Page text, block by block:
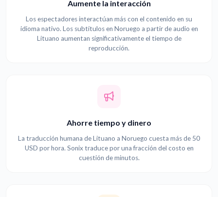
Aumente la interacción
Los espectadores interactúan más con el contenido en su
idioma nativo. Los subtítulos en Noruego a partir de audio en
Lituano aumentan significativamente el tiempo de
reproducción.
Ahorre tiempo y dinero
La traducción humana de Lituano a Noruego cuesta más de 50
USD por hora. Sonix traduce por una fracción del costo en
cuestión de minutos.